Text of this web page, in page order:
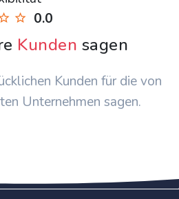
0.0
Kunden sagen
Kunden für die von
Unternehmen sagen.